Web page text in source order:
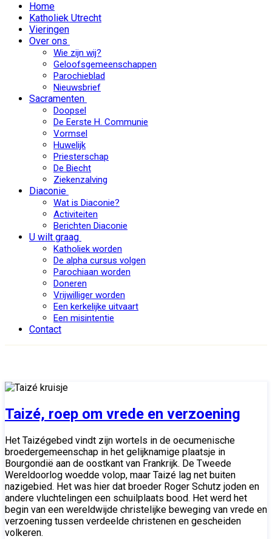
Home
Katholiek Utrecht
Vieringen
Over ons
Wie zijn wij?
Geloofsgemeenschappen
Parochieblad
Nieuwsbrief
Sacramenten
Doopsel
De Eerste H. Communie
Vormsel
Huwelijk
Priesterschap
De Biecht
Ziekenzalving
Diaconie
Wat is Diaconie?
Activiteiten
Berichten Diaconie
U wilt graag
Katholiek worden
De alpha cursus volgen
Parochiaan worden
Doneren
Vrijwilliger worden
Een kerkelijke uitvaart
Een misintentie
Contact
Taizé, roep om vrede en verzoening
Het Taizégebed vindt zijn wortels in de oecumenische
broedergemeenschap in het gelijknamige plaatsje in
Bourgondië aan de oostkant van Frankrijk. De Tweede
Wereldoorlog woedde volop, maar Taizé lag net buiten
nazigebied. Het was hier dat broeder Roger Schutz joden en
andere vluchtelingen een schuilplaats bood. Het werd het
begin van een wereldwijde christelijke beweging van vrede en
verzoening tussen verdeelde christenen en gescheiden
volkeren.